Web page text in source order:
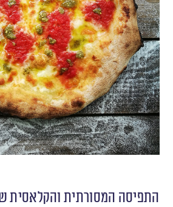
התפיסה המסורתית והקלאסית